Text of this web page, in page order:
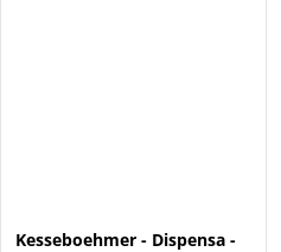
Kesseboehmer - Dispensa -